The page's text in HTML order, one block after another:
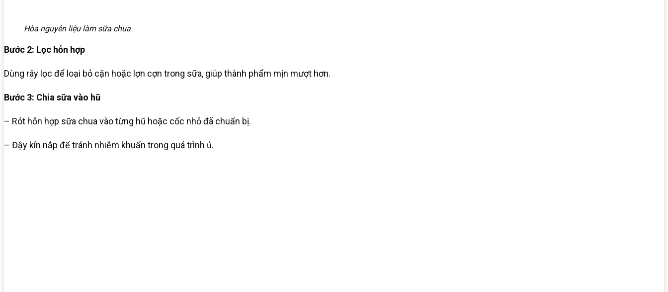
Hòa nguyên liệu làm sữa chua
Bước 2: Lọc hỗn hợp
Dùng rây lọc để loại bỏ cặn hoặc lợn cợn trong sữa, giúp thành phẩm mịn mượt hơn.
Bước 3: Chia sữa vào hũ
– Rót hỗn hợp sữa chua vào từng hũ hoặc cốc nhỏ đã chuẩn bị.
– Đậy kín nắp để tránh nhiễm khuẩn trong quá trình ủ.